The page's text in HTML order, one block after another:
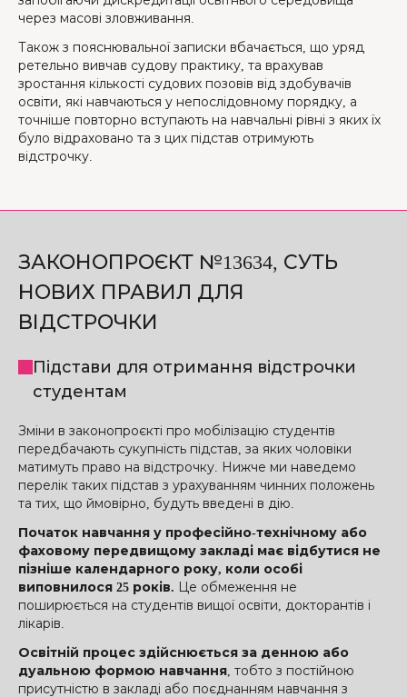
через масові зловживання.
Також з пояснювальної записки вбачається, що уряд
ретельно вивчав судову практику, та врахував
зростання кількості судових позовів від здобувачів
освіти, які навчаються у непослідовному порядку, а
точніше повторно вступають на навчальні рівні з яких їх
було відраховано та з цих підстав отримують
відстрочку.
ЗАКОНОПРОЄКТ №13634, СУТЬ
НОВИХ ПРАВИЛ ДЛЯ
ВІДСТРОЧКИ
Підстави для отримання відстрочки
студентам
Зміни в законопроєкті про мобілізацію студентів
передбачають сукупність підстав, за яких чоловіки
матимуть право на відстрочку. Нижче ми наведемо
перелік таких підстав з урахуванням чинних положень
та тих, що ймовірно, будуть введені в дію.
Початок навчання у професійно-технічному або
фаховому передвищому закладі має відбутися не
пізніше календарного року, коли особі
виповнилося 25 років. Це обмеження не
поширюється на студентів вищої освіти, докторантів і
лікарів.
Освітній процес здійснюється за денною або
дуальною формою навчання, тобто з постійною
присутністю в закладі або поєднанням навчання з